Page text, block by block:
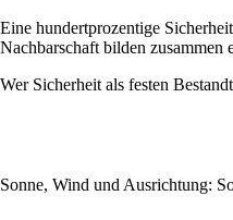
Eine hundertprozentige
Nachbarschaft bilden zusammen
Wer Sicherheit als festen
Sonne, Wind und Ausrichtung: